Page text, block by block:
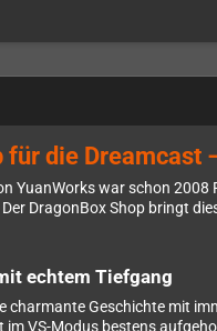
für die
YuanWorks war schon
DragonBox Shop bringt
echtem Tiefgang
charmante Geschichte mit